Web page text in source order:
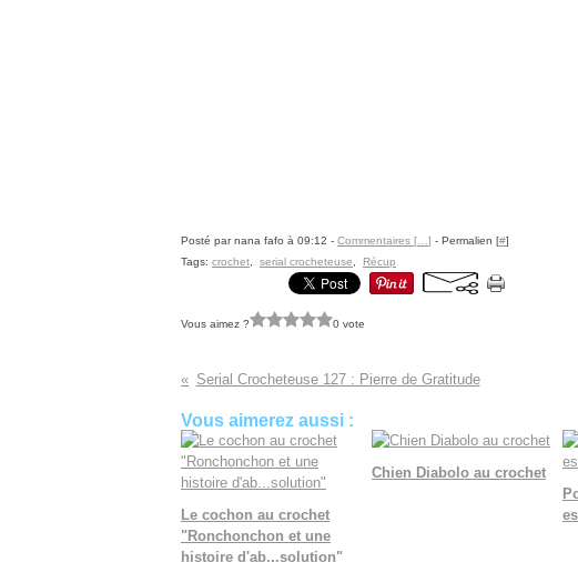
Posté par nana fafo à 09:12 - Commentaires [ ] - Permalien [#]
Tags: crochet serial crocheteuse Récup
Vous aimez ? 0 vote
Serial Crocheteuse 127 : Pierre de Gratitude
Vous aimerez aussi :
Le cochon au crochet
"Ronchonchon et une
histoire d'ab...solution"
Chien Diabolo au crochet